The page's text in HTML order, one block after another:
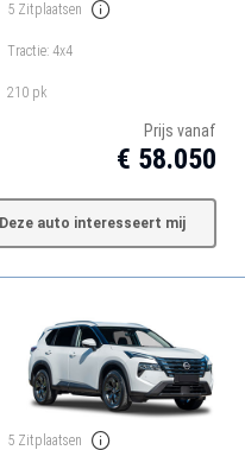
5 Zitplaatsen
Tractie: 4x4
210 pk
Prijs vanaf
€ 58.050
Deze auto interesseert mij
5 Zitplaatsen